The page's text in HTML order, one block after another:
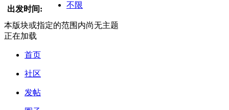
出发时间: 不限
本版块或指定的范围内尚无主题
正在加载
首页
社区
发帖